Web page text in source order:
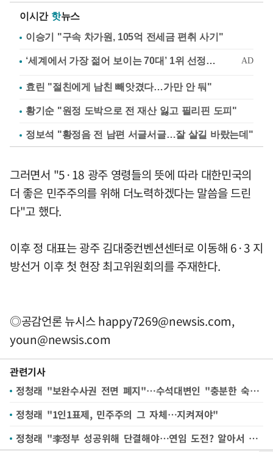
이시간 핫뉴스
이승기 "구속 차가원, 105억 전세금 편취 사기"
효린 "절친에게 남친 빼앗겼다…가만 안 둬"
황기순 "원정 도박으로 전 재산 잃고 필리핀 도피"
정보석 "황정음 전 남편 서글서글…잘 살길 바랐는데"
그러면서 "5·18 광주 영령들의 뜻에 따라 대한민국의
더 좋은 민주주의를 위해 더노력하겠다는 말씀을 드린
다"고 했다.
이후 정 대표는 광주 김대중컨벤션센터로 이동해 6·3 지
방선거 이후 첫 현장 최고위원회의를 주재한다.
◎공감언론 뉴시스happy7269@newsis.com,
youn@newsis.com
관련기사
정청래 "보완수사권 전면 폐지"…수석대변인 "충분한 숙의 있을 것"
정청래 "1인1표제, 민주주의 그 자체…지켜져야"
정청래 "李정부 성공위해 단결해야…연임 도전? 알아서 판단하시라"